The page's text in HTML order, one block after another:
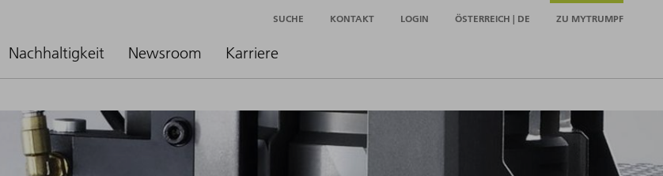
Nachhaltigkeit Newsroom Karriere
SUCHE KONTAKT LOGIN ÖSTERREICH | DE ZU MYTRUMPF